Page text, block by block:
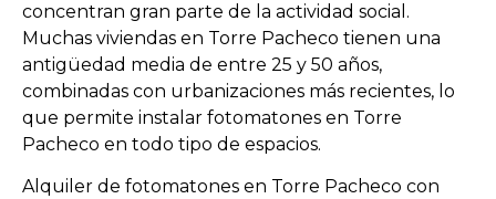
concentran gran parte de la actividad social.
Muchas viviendas en Torre Pacheco tienen una
antigüedad media de entre 25 y 50 años,
combinadas con urbanizaciones más recientes, lo
que permite instalar fotomatones en Torre
Pacheco en todo tipo de espacios.
Alquiler de fotomatones en Torre Pacheco con